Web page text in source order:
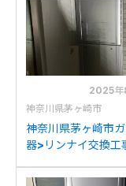
2025年
神奈川県茅ヶ崎市
神奈川県茅ヶ崎市
器>リンナイ交換工
K2402AA2-3(A)